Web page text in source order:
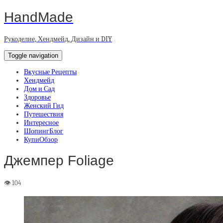
HandMade
Рукоделие, Хендмейд, Дизайн и DIY
Toggle navigation
Вкусные Рецепты
Хендмейд
Дом и Сад
Здоровье
Женский Гид
Путешествия
Интересное
ШопингБлог
КупиОбзор
Джемпер Foliage